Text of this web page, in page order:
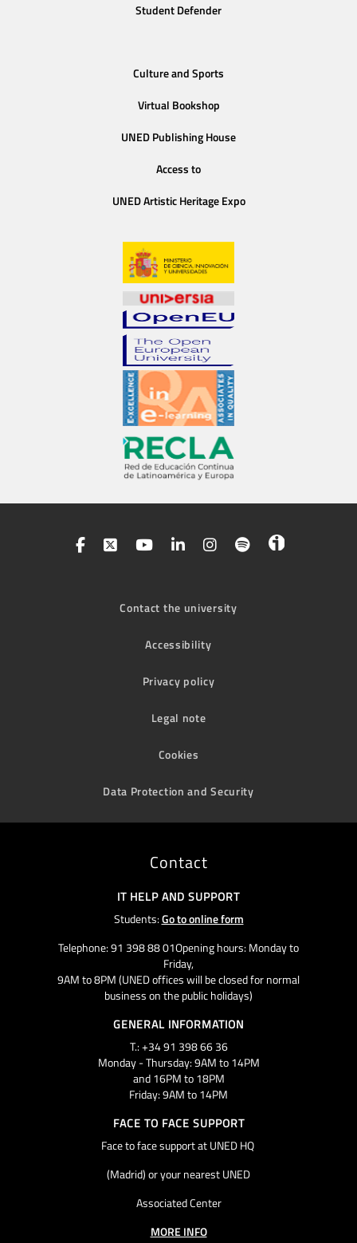
Student Defender
Culture and Sports
Virtual Bookshop
UNED Publishing House
Access to
UNED Artistic Heritage Expo
Contact the university
Accessibility
Privacy policy
Legal note
Cookies
Data Protection and Security
Contact
IT HELP AND SUPPORT
Students:Go to online form
Telephone: 91 398 88 01Opening hours: Monday to
Friday,
9AM to 8PM (UNED offices will be closed for normal
business on the public holidays)
GENERAL INFORMATION
T.: +34 91 398 66 36
Monday - Thursday: 9AM to 14PM
and 16PM to 18PM
Friday: 9AM to 14PM
FACE TO FACE SUPPORT
Face to face support at UNED HQ
(Madrid) or your nearest UNED
Associated Center
MORE INFO